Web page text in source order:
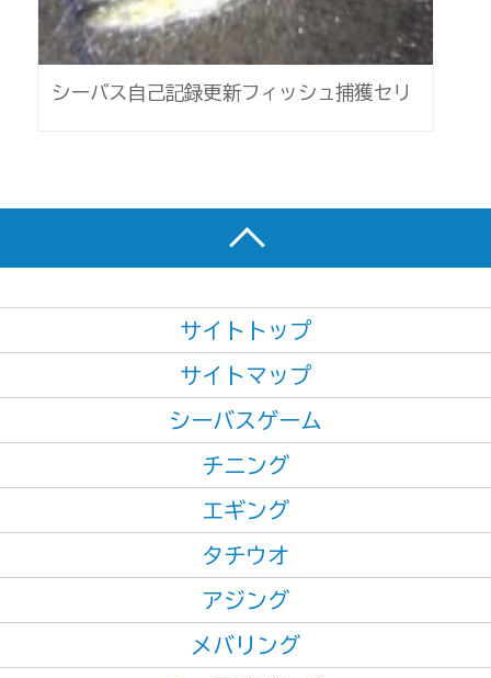
シーバス自己記録更新フィッシュ捕獲セリ
サイトトップ
サイトマップ
シーバスゲーム
チニング
エギング
タチウオ
アジング
メバリング